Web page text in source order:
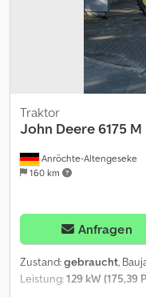
Hinterachse 2:
Leergewicht: 10.850 kg
Referenznummer: 39 =
Abksk We are located
A12 motorway, nearby
Monday till Friday
Anröchte-Altengeseke
160 km
Traktor
John Deere 6175 M
Anfragen
Zustand:gebraucht,
Leistung:129 kW (175,39